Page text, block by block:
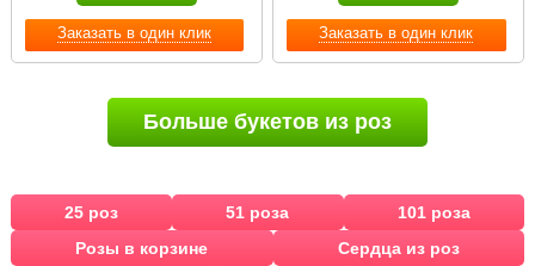
Заказать в один клик Заказать в один клик
Больше букетов из роз
25 роз 51 роза
101 роза
Розы в корзине
Сердца из роз